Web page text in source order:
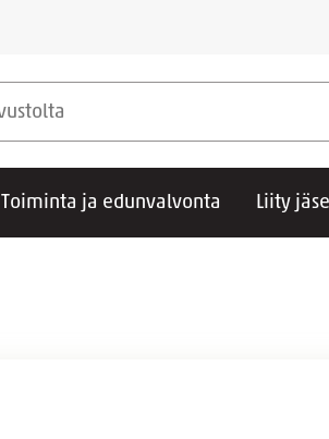
Toiminta ja edunvalvonta Liity